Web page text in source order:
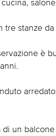
tre stanze
è
di un